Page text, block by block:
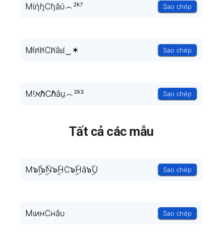
MίήɧCɧâύ︵²ᵏ⁷ Sao chép
Mi̸n̸h̸Ch̸âu̸‿✶ Sao chép
M!ℵℏCℏâṳ︵²ᵏ³ Sao chép
Tất cả các mẫu
M๖ۣۜI๖ۣۜN๖ۣۜHC๖ۣۜHâ๖ۣۜU Sao chép
MιинCнâυ Sao chép